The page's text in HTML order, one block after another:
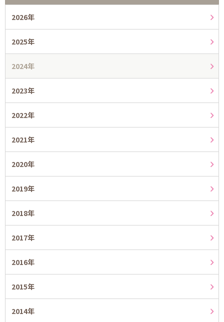
2026年
2025年
2024年
2023年
2022年
2021年
2020年
2019年
2018年
2017年
2016年
2015年
2014年